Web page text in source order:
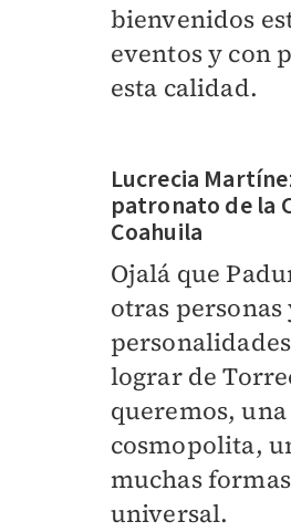
bienvenidos
eventos y con
esta calidad.
Lucrecia
patronato de la
Coahuila
Ojalá que
otras
lograr de
queremos,
cosmopolita,
muchas
universal.